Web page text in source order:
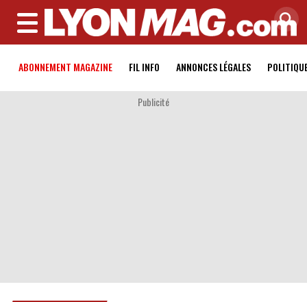
MENU
ABONNEMENT MAGAZINE FIL INFO ANNONCES LÉGALES
Publicité